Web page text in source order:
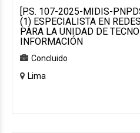
[P.S. 107-2025-MIDIS-
(1) ESPECIALISTA EN
PARA LA UNIDAD DE
INFORMACIÓN
Concluido
Lima